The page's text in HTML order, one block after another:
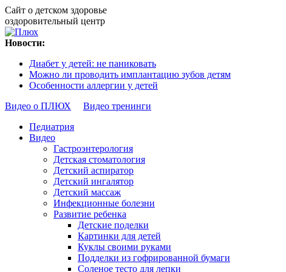
Сайт о детском здоровье
оздоровительный центр
Новости:
Диабет у детей: не паниковать
Можно ли проводить имплантацию зубов детям
Особенности аллергии у детей
Видео о ПЛЮХ
Видео тренинги
Педиатрия
Видео
Гастроэнтерология
Детская стоматология
Детский аспиратор
Детский ингалятор
Детский массаж
Инфекционные болезни
Развитие ребенка
Детские поделки
Картинки для детей
Куклы своими руками
Подделки из гофрированной бумаги
Соленое тесто для лепки